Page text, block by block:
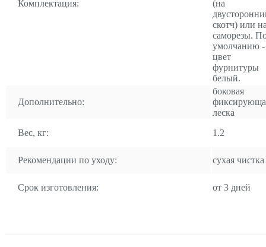
Комплектация:
(на
скотч) или
саморезы.
умолчанию -
цвет
фурнитуры
белый.
Дополнительно:
боковая
леска
Вес, кг:
1.2
Рекомендации по уходу: сухая чистка
Срок изготовления: от 3 дней